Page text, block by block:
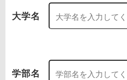
大学名
学部名